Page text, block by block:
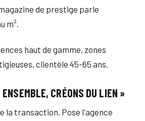
de prestige parle
m².
haut de gamme, zones
clientèle 45-65 ans.
CRÉONS DU LIEN »
la transaction. Pose l'agence